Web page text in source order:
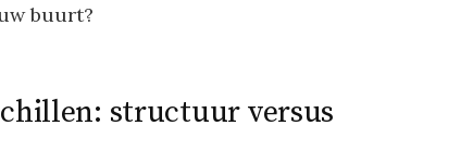
buurt?
structuur versus